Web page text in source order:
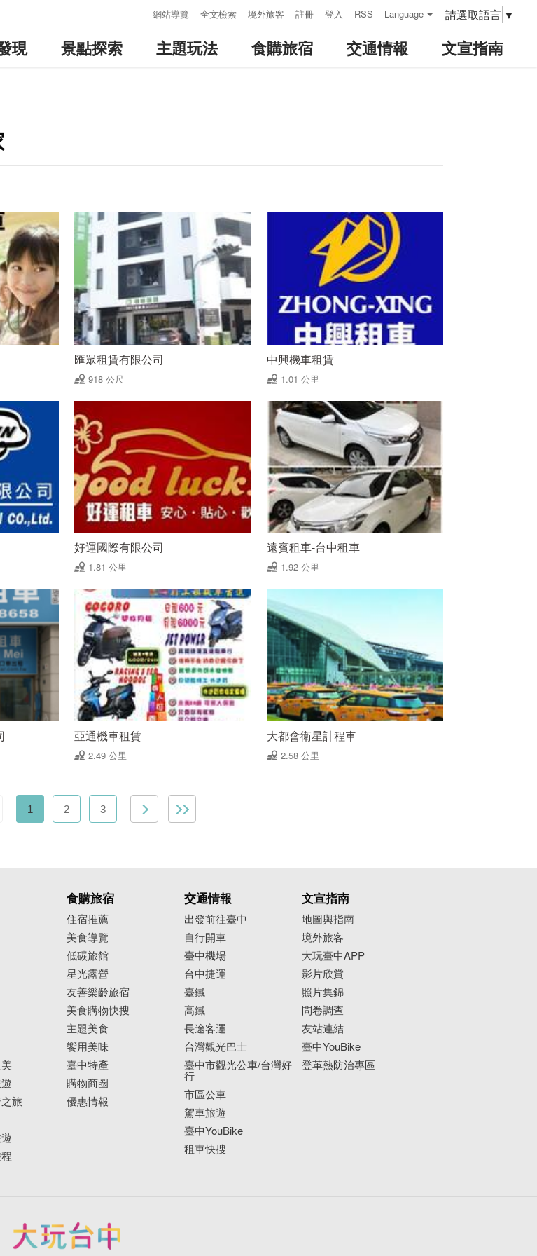
網站導覽 全文檢索 境外旅客 註冊 登入 RSS Language 請選取語言 ▼
現 景點探索 主題玩法 食購旅宿 交通情報 文宣指南
匯眾租賃有限公司
918 公尺
中興機車租賃
1.01 公里
好運國際有限公司
1.81 公里
遠賓租車-台中租車
1.92 公里
亞通機車租賃
2.49 公里
大都會衛星計程車
2.58 公里
1 2 3
旅
食購旅宿
住宿推薦
美食導覽
低碳旅館
星光露營
友善樂齡旅宿
美食購物快搜
主題美食
饗用美味
臺中特產
購物商圈
優惠情報
交通情報
出發前往臺中
自行開車
臺中機場
台中捷運
臺鐵
高鐵
長途客運
台灣觀光巴士
臺中市觀光公車/台灣好
行
市區公車
駕車旅遊
臺中YouBike
租車快搜
文宣指南
地圖與指南
境外旅客
大玩臺中APP
影片欣賞
照片集錦
問卷調查
友站連結
臺中YouBike
登革熱防治專區